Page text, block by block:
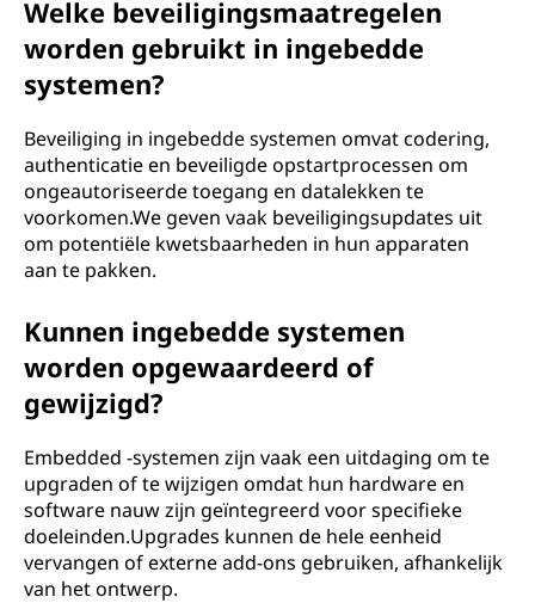
Welke beveiligingsmaatregelen
worden gebruikt in ingebedde
systemen?
Beveiliging in ingebedde systemen omvat codering,
authenticatie en beveiligde opstartprocessen om
ongeautoriseerde toegang en datalekken te
voorkomen.We geven vaak beveiligingsupdates uit
om potentiële kwetsbaarheden in hun apparaten
aan te pakken.
Kunnen ingebedde systemen
worden opgewaardeerd of
gewijzigd?
Embedded -systemen zijn vaak een uitdaging om te
upgraden of te wijzigen omdat hun hardware en
software nauw zijn geïntegreerd voor specifieke
doeleinden.Upgrades kunnen de hele eenheid
vervangen of externe add-ons gebruiken, afhankelijk
van het ontwerp.